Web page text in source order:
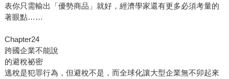
表你只需輸出「優勢商品」就好，經濟學家還有更多必須考量的
著眼點……
Chapter24
跨國企業不能說
的避稅祕密
逃稅是犯罪行為，但避稅不是，而全球化讓大型企業無不卯起來